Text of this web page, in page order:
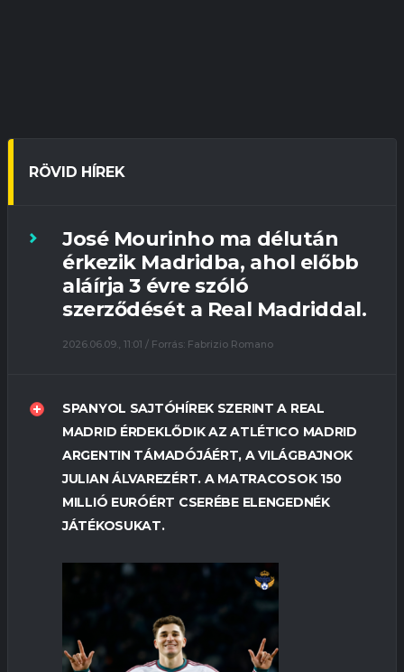
RÖVID HÍREK
José Mourinho ma délután
érkezik Madridba, ahol előbb
aláírja 3 évre szóló
szerződését a Real Madriddal.
2026.06.09., 11:01 / Forrás: Fabrizio Romano
SPANYOL SAJTÓHÍREK SZERINT A REAL
MADRID ÉRDEKLŐDIK AZ ATLÉTICO MADRID
ARGENTIN TÁMADÓJÁÉRT, A VILÁGBAJNOK
JULIAN ÁLVAREZÉRT. A MATRACOSOK 150
MILLIÓ EURÓÉRT CSERÉBE ELENGEDNÉK
JÁTÉKOSUKAT.